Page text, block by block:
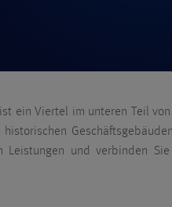
ein Viertel im unteren Teil
Leistungen und verbinden